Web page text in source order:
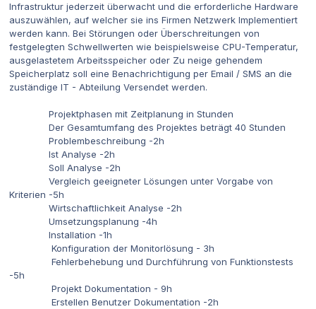
Infrastruktur jederzeit überwacht und die erforderliche Hardware
auszuwählen, auf welcher sie ins Firmen Netzwerk Implementiert
werden kann. Bei Störungen oder Überschreitungen von
festgelegten Schwellwerten wie beispielsweise CPU-Temperatur,
ausgelastetem Arbeitsspeicher oder Zu neige gehendem
Speicherplatz soll eine Benachrichtigung per Email / SMS an die
zuständige IT - Abteilung Versendet werden.
Projektphasen mit Zeitplanung in Stunden
Der Gesamtumfang des Projektes beträgt 40 Stunden
Problembeschreibung -2h
Ist Analyse -2h
Soll Analyse -2h
Vergleich geeigneter Lösungen unter Vorgabe von
Kriterien -5h
Wirtschaftlichkeit Analyse -2h
Umsetzungsplanung -4h
Installation -1h
Konfiguration der Monitorlösung - 3h
Fehlerbehebung und Durchführung von Funktionstests
-5h
Projekt Dokumentation - 9h
Erstellen Benutzer Dokumentation -2h